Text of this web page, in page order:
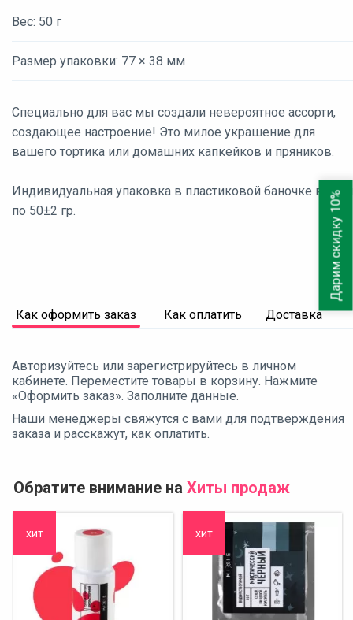
Вес: 50 г
Размер упаковки: 77 × 38 мм
Специально для вас мы создали невероятное ассорти,
создающее настроение! Это милое украшение для
вашего тортика или домашних капкейков и пряников.
Индивидуальная упаковка в пластиковой баночке весом
по 50±2 гр.
Как оформить заказ Как оплатить Доставка
Авторизуйтесь или зарегистрируйтесь в личном
кабинете. Переместите товары в корзину. Нажмите
«Оформить заказ». Заполните данные.
Наши менеджеры свяжутся с вами для подтверждения
заказа и расскажут, как оплатить.
Обратите внимание на Хиты продаж
хит хит
Дарим скидку 10%